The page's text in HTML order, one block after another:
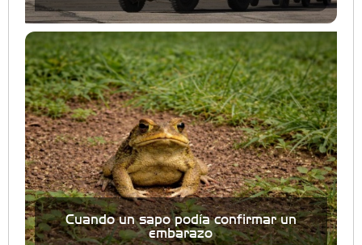
Cuando un sapo podía confirmar un
embarazo